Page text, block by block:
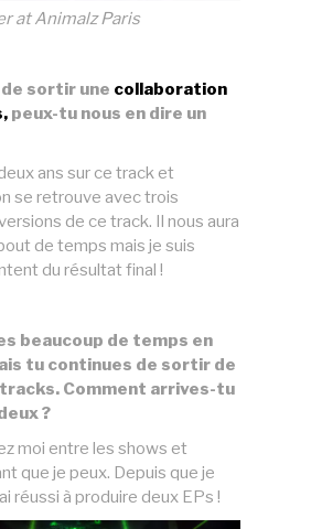
at Animalz Paris
de sortir une collaboration
peux-tu nous en dire un
ans sur ce track et
se retrouve avec trois
de ce track. Il nous aura
de temps mais je suis
du résultat final !
beaucoup de temps en
tu continues de sortir de
Comment arrives-tu
?
moi entre les shows et
que je peux. Depuis que je
réussi à produire deux EPs !